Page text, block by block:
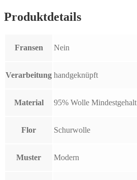
Produktdetails
Fransen Nein
Verarbeitung handgeknüpft
Material 95% Wolle Mindestgehalt
Flor Schurwolle
Muster Modern